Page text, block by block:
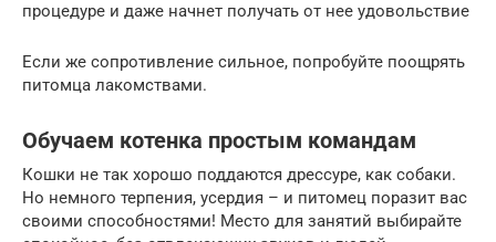
процедуре и даже начнет получать от нее удовольствие
Если же сопротивление сильное, попробуйте поощрять
питомца лакомствами.
Обучаем котенка простым командам
Кошки не так хорошо поддаются дрессуре, как собаки.
Но немного терпения, усердия – и питомец поразит вас
своими способностями! Место для занятий выбирайте